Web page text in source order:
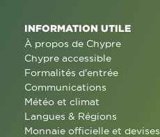
INFORMATION UTILE
À propos de Chypre
Chypre accessible
Formalités d'entrée
Communications
Météo et climat
Langues & Régions
Monnaie officielle et devises